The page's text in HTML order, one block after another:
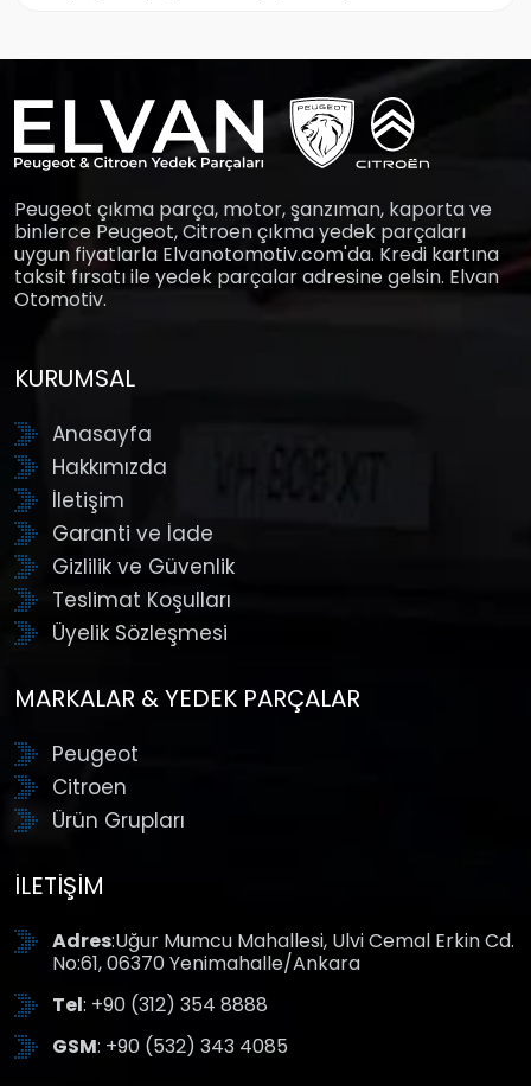
Peugeot çıkma parça, motor, şanzıman, kaporta ve
binlerce Peugeot, Citroen çıkma yedek parçaları
uygun fiyatlarla Elvanotomotiv.com'da. Kredi kartına
taksit fırsatı ile yedek parçalar adresine gelsin. Elvan
Otomotiv.
KURUMSAL
Anasayfa
Hakkımızda
İletişim
Garanti ve İade
Gizlilik ve Güvenlik
Teslimat Koşulları
Üyelik Sözleşmesi
MARKALAR & YEDEK PARÇALAR
Peugeot
Citroen
Ürün Grupları
İLETIŞIM
Adres:Uğur Mumcu Mahallesi, Ulvi Cemal Erkin Cd.
No:61, 06370 Yenimahalle/Ankara
Tel: +90 (312) 354 8888
GSM: +90 (532) 343 4085